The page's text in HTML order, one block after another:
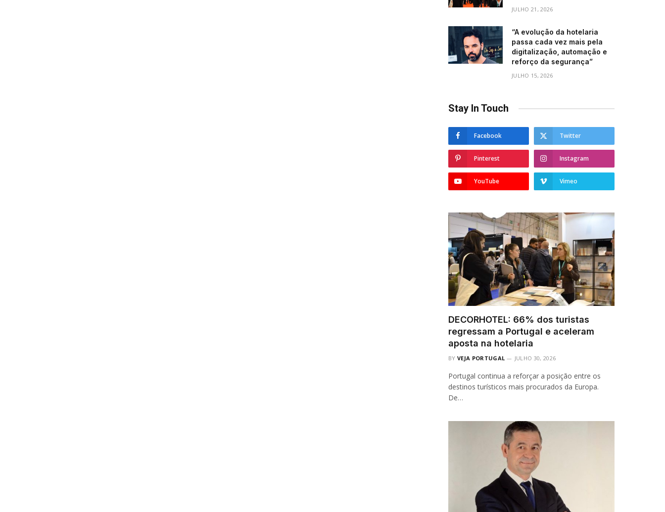
JULHO 21, 2026
“A evolução da hotelaria
passa cada vez mais pela
digitalização, automação e
reforço da segurança”
JULHO 15, 2026
Stay In Touch
Facebook Twitter
Pinterest Instagram
YouTube Vimeo
DECORHOTEL: 66% dos turistas
regressam a Portugal e aceleram
aposta na hotelaria
BY VEJA PORTUGAL JULHO 30, 2026
Portugal continua a reforçar a posição entre os
destinos turísticos mais procurados da Europa.
De…